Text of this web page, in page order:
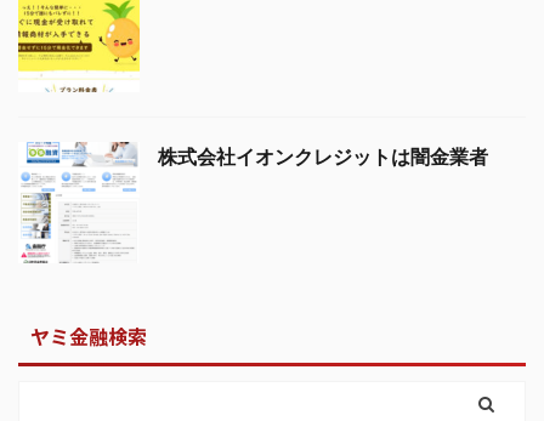
株式会社イオンクレジットは闇金業者
ヤミ金融検索